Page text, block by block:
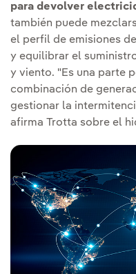
para devolver
también puede
el perfil de emisiones
y equilibrar el
y viento. "Es una parte
combinación de
gestionar la
afirma Trotta sobre el